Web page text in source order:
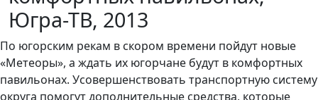
Югра-ТВ, 2013
По югорским рекам в скором времени пойдут новые
«Метеоры», а ждать их югорчане будут в комфортных
павильонах. Усовершенствовать транспортную систему
округа помогут дополнительные средства, которые